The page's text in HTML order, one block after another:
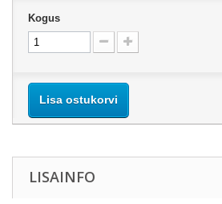
Kogus
Lisa ostukorvi
LISAINFO